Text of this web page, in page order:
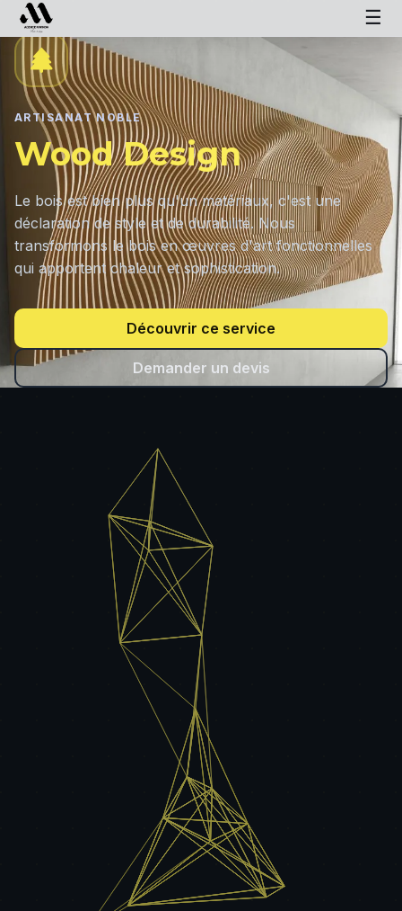
☰
ARTISANAT NOBLE
Wood Design
Le bois est bien plus qu'un matériaux, c'est une
déclaration de style et de durabilité. Nous
transformons le bois en œuvres d'art fonctionnelles
qui apportent chaleur et sophistication.
Découvrir ce service
Demander un devis